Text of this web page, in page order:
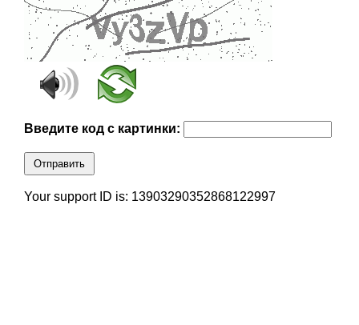
Введите код с картинки:
Отправить
Your support ID is: 13903290352868122997